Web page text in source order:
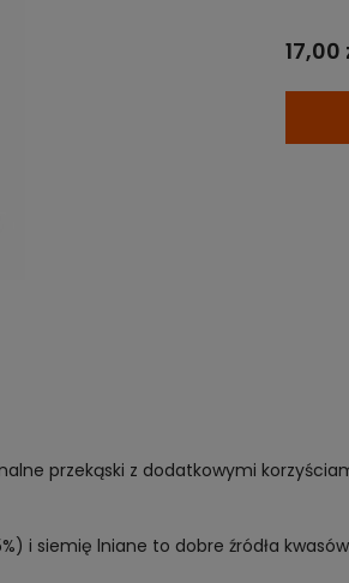
17,00
przekąski z dodatkowymi
i siemię lniane to dobre źródła